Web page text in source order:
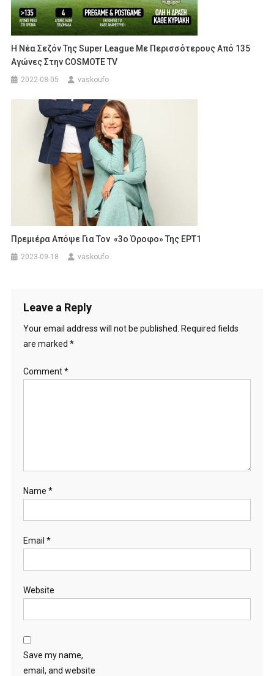
Η Νέα Σεζόν Της Super League Με Περισσότερους Από 135
Αγώνες Στην COSMOTE TV
2022-08-05 vaskoufo
Πρεμιέρα Απόψε Για Τον «3ο Όροφο» Της ΕΡΤ1
2023-09-18 vaskoufo
Leave a Reply
Your email address will not be published. Required fields
are marked *
Comment*
Name *
Email *
Website
Save my name,
email, and website